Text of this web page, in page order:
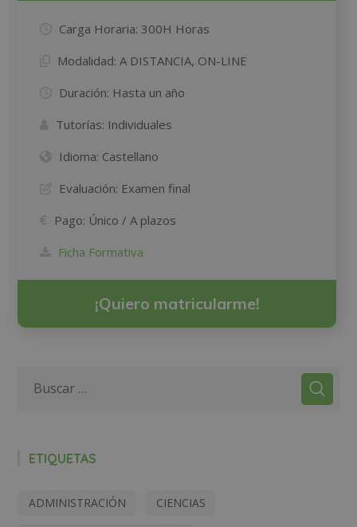
Carga Horaria: 300H Horas
Modalidad: A DISTANCIA, ON-LINE
Duración: Hasta un año
Tutorías: Individuales
Idioma: Castellano
Evaluación: Examen final
Pago: Único / A plazos
Ficha Formativa
¡Quiero matricularme!
ETIQUETAS
ADMINISTRACIÓN CIENCIAS